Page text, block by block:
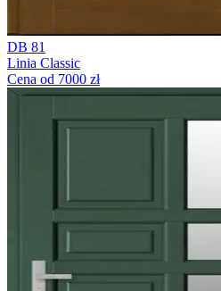
DB 81
Linia Classic
Cena od 7000 zł